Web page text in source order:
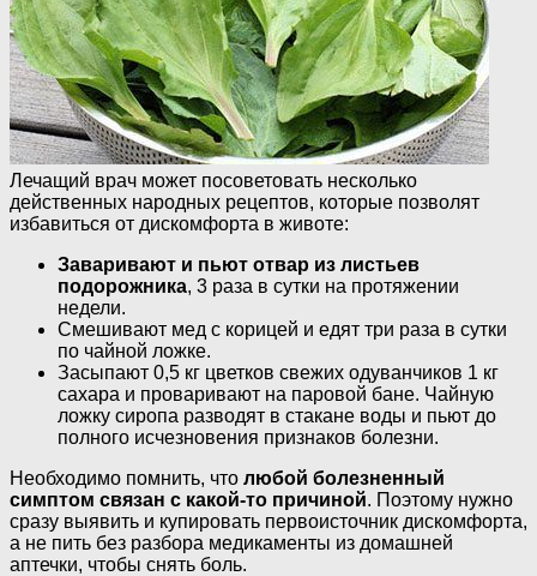
Лечащий врач может посоветовать несколько
действенных народных рецептов, которые позволят
избавиться от дискомфорта в животе:
Заваривают и пьют отвар из листьев
подорожника, 3 раза в сутки на протяжении
недели.
Смешивают мед с корицей и едят три раза в сутки
по чайной ложке.
Засыпают 0,5 кг цветков свежих одуванчиков 1 кг
сахара и проваривают на паровой бане. Чайную
ложку сиропа разводят в стакане воды и пьют до
полного исчезновения признаков болезни.
Необходимо помнить, что любой болезненный
симптом связан с какой-то причиной. Поэтому нужно
сразу выявить и купировать первоисточник дискомфорта,
а не пить без разбора медикаменты из домашней
аптечки, чтобы снять боль.